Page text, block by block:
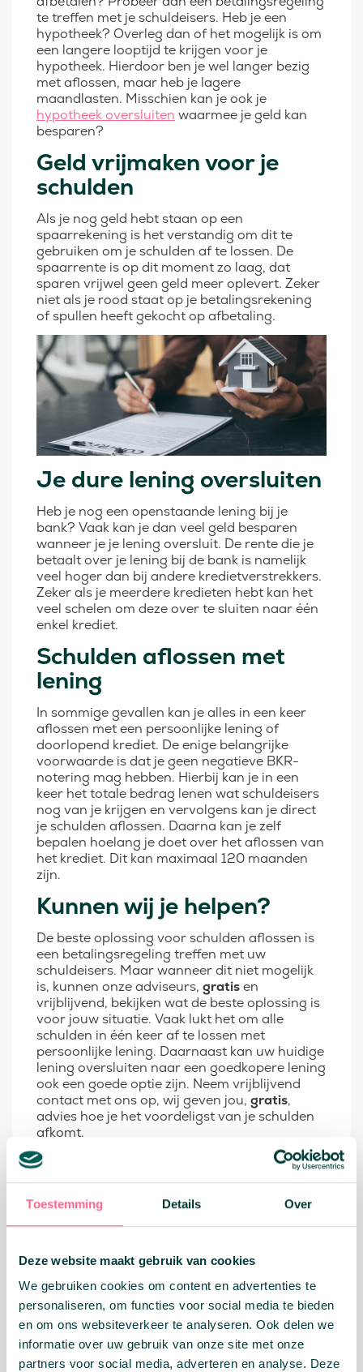
Toestemming Details Over
Deze website maakt gebruik van cookies
We gebruiken cookies om content en advertenties te
personaliseren, om functies voor social media te bieden
en om ons websiteverkeer te analyseren. Ook delen we
informatie over uw gebruik van onze site met onze
partners voor social media, adverteren en analyse. Deze
te treffen met je schuldeisers. Heb je een
hypotheek? Overleg dan of het mogelijk is om
een langere looptijd te krijgen voor je
hypotheek. Hierdoor ben je wel langer bezig
met aflossen, maar heb je lagere
maandlasten. Misschien kan je ook je
hypotheek oversluiten waarmee je geld kan
besparen?
Geld vrijmaken voor je
schulden
Als je nog geld hebt staan op een
spaarrekening is het verstandig om dit te
gebruiken om je schulden af te lossen. De
spaarrente is op dit moment zo laag, dat
sparen vrijwel geen geld meer oplevert. Zeker
niet als je rood staat op je betalingsrekening
of spullen heeft gekocht op afbetaling.
Je dure lening oversluiten
Heb je nog een openstaande lening bij je
bank? Vaak kan je dan veel geld besparen
wanneer je je lening oversluit. De rente die je
betaalt over je lening bij de bank is namelijk
veel hoger dan bij andere kredietverstrekkers.
Zeker als je meerdere kredieten hebt kan het
veel schelen om deze over te sluiten naar één
enkel krediet.
Schulden aflossen met
lening
In sommige gevallen kan je alles in een keer
aflossen met een persoonlijke lening of
doorlopend krediet. De enige belangrijke
voorwaarde is dat je geen negatieve BKR-
notering mag hebben. Hierbij kan je in een
keer het totale bedrag lenen wat schuldeisers
nog van je krijgen en vervolgens kan je direct
je schulden aflossen. Daarna kan je zelf
bepalen hoelang je doet over het aflossen van
het krediet. Dit kan maximaal 120 maanden
zijn.
Kunnen wij je helpen?
De beste oplossing voor schulden aflossen is
een betalingsregeling treffen met uw
schuldeisers. Maar wanneer dit niet mogelijk
is, kunnen onze adviseurs, gratisen
vrijblijvend, bekijken wat de beste oplossing is
voor jouw situatie. Vaak lukt het om alle
schulden in één keer af te lossen met
persoonlijke lening. Daarnaast kan uw huidige
lening oversluiten naar een goedkopere lening
ook een goede optie zijn. Neem vrijblijvend
contact met ons op, wij geven jou, gratis,
advies hoe je het voordeligst van je schulden
afkomt.
Heb je vragen over de actuele rente? Die kun
Deel dit bericht: Facebook
Terug naar overzicht